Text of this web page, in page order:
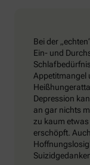
Bei der
Ein- und
Appetitmangel
Depression
an gar nichts
zu kaum
erschöpft.